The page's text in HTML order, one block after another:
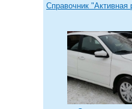
Справочник "Активная